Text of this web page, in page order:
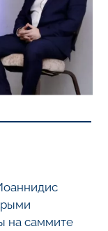
на саммите